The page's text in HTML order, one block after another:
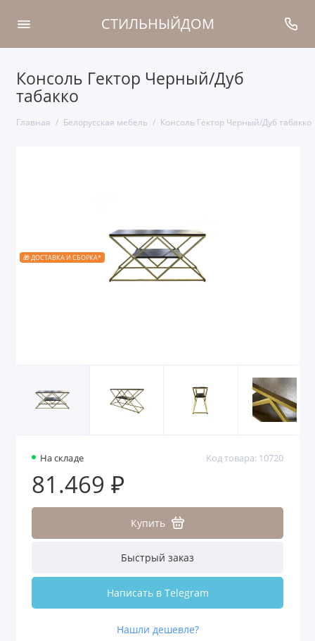
СТИЛЬНЫЙДОМ
Консоль Гектор Черный/Дуб
табакко
Главная Белорусская мебель Консоль Гектор Черный/Дуб табакко
🎁 ДОСТАВКА И СБОРКА*
На складе Код товара: 10720
81.469 ₽
Купить
Быстрый заказ
Написать в Telegram
Нашли дешевле?